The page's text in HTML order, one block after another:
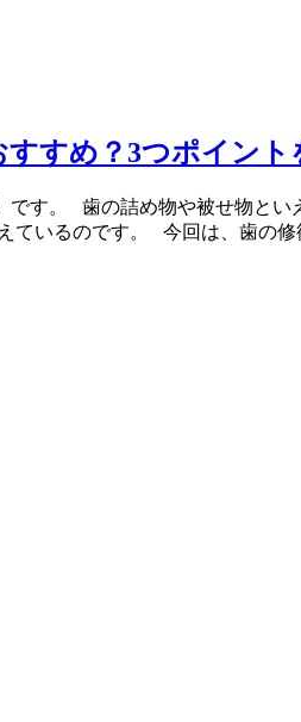
すすめ？3つポイント
す。 歯の詰め物や被せ物と
いるのです。 今回は、歯の